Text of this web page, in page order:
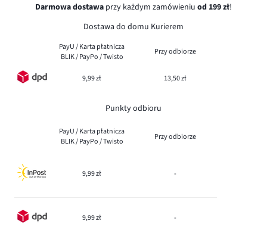
Darmowa dostawa przy każdym zamówieniu od 199 zł!
Dostawa do domu Kurierem
PayU / Karta płatnicza
BLIK / PayPo / Twisto
Przy odbiorze
9,99 zł 13,50 zł
Punkty odbioru
PayU / Karta płatnicza
BLIK / PayPo / Twisto
Przy odbiorze
9,99 zł -
9,99 zł -